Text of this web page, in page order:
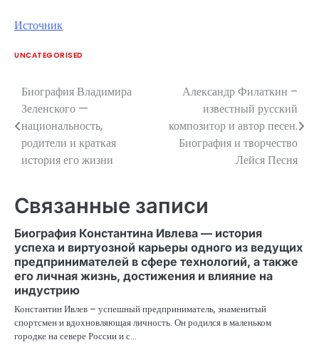
Источник
UNCATEGORISED
Навигация
по
записям
Биография Владимира
Зеленского —
национальность,
родители и краткая
история его жизни
Александр Филаткин –
известный русский
композитор и автор песен.
Биография и творчество
Лейся Песня
Связанные записи
Биография Константина Ивлева — история
успеха и виртуозной карьеры одного из ведущих
предпринимателей в сфере технологий, а также
его личная жизнь, достижения и влияние на
индустрию
Константин Ивлев – успешный предприниматель, знаменитый
спортсмен и вдохновляющая личность. Он родился в маленьком
городке на севере России и с…